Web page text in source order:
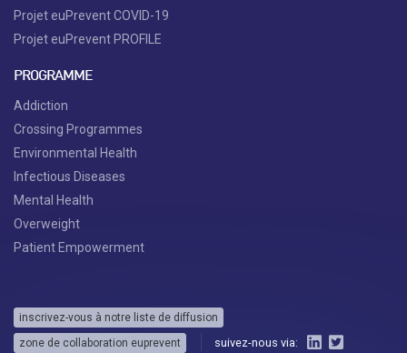
Projet euPrevent COVID-19
Projet euPrevent PROFILE
PROGRAMME
Addiction
Crossing Programmes
Environmental Health
Infectious Diseases
Mental Health
Overweight
Patient Empowerment
inscrivez-vous à notre liste de diffusion
zone de collaboration euprevent
suivez-nous via: